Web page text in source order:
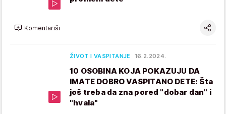
Komentariši
ŽIVOT I VASPITANJE 16.2.2024.
10 OSOBINA KOJA POKAZUJU DA
IMATE DOBRO VASPITANO DETE: Šta
još treba da zna pored "dobar dan" i
"hvala"